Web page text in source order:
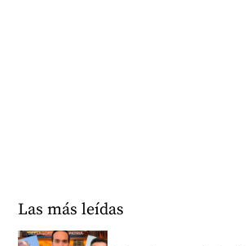
Las más leídas